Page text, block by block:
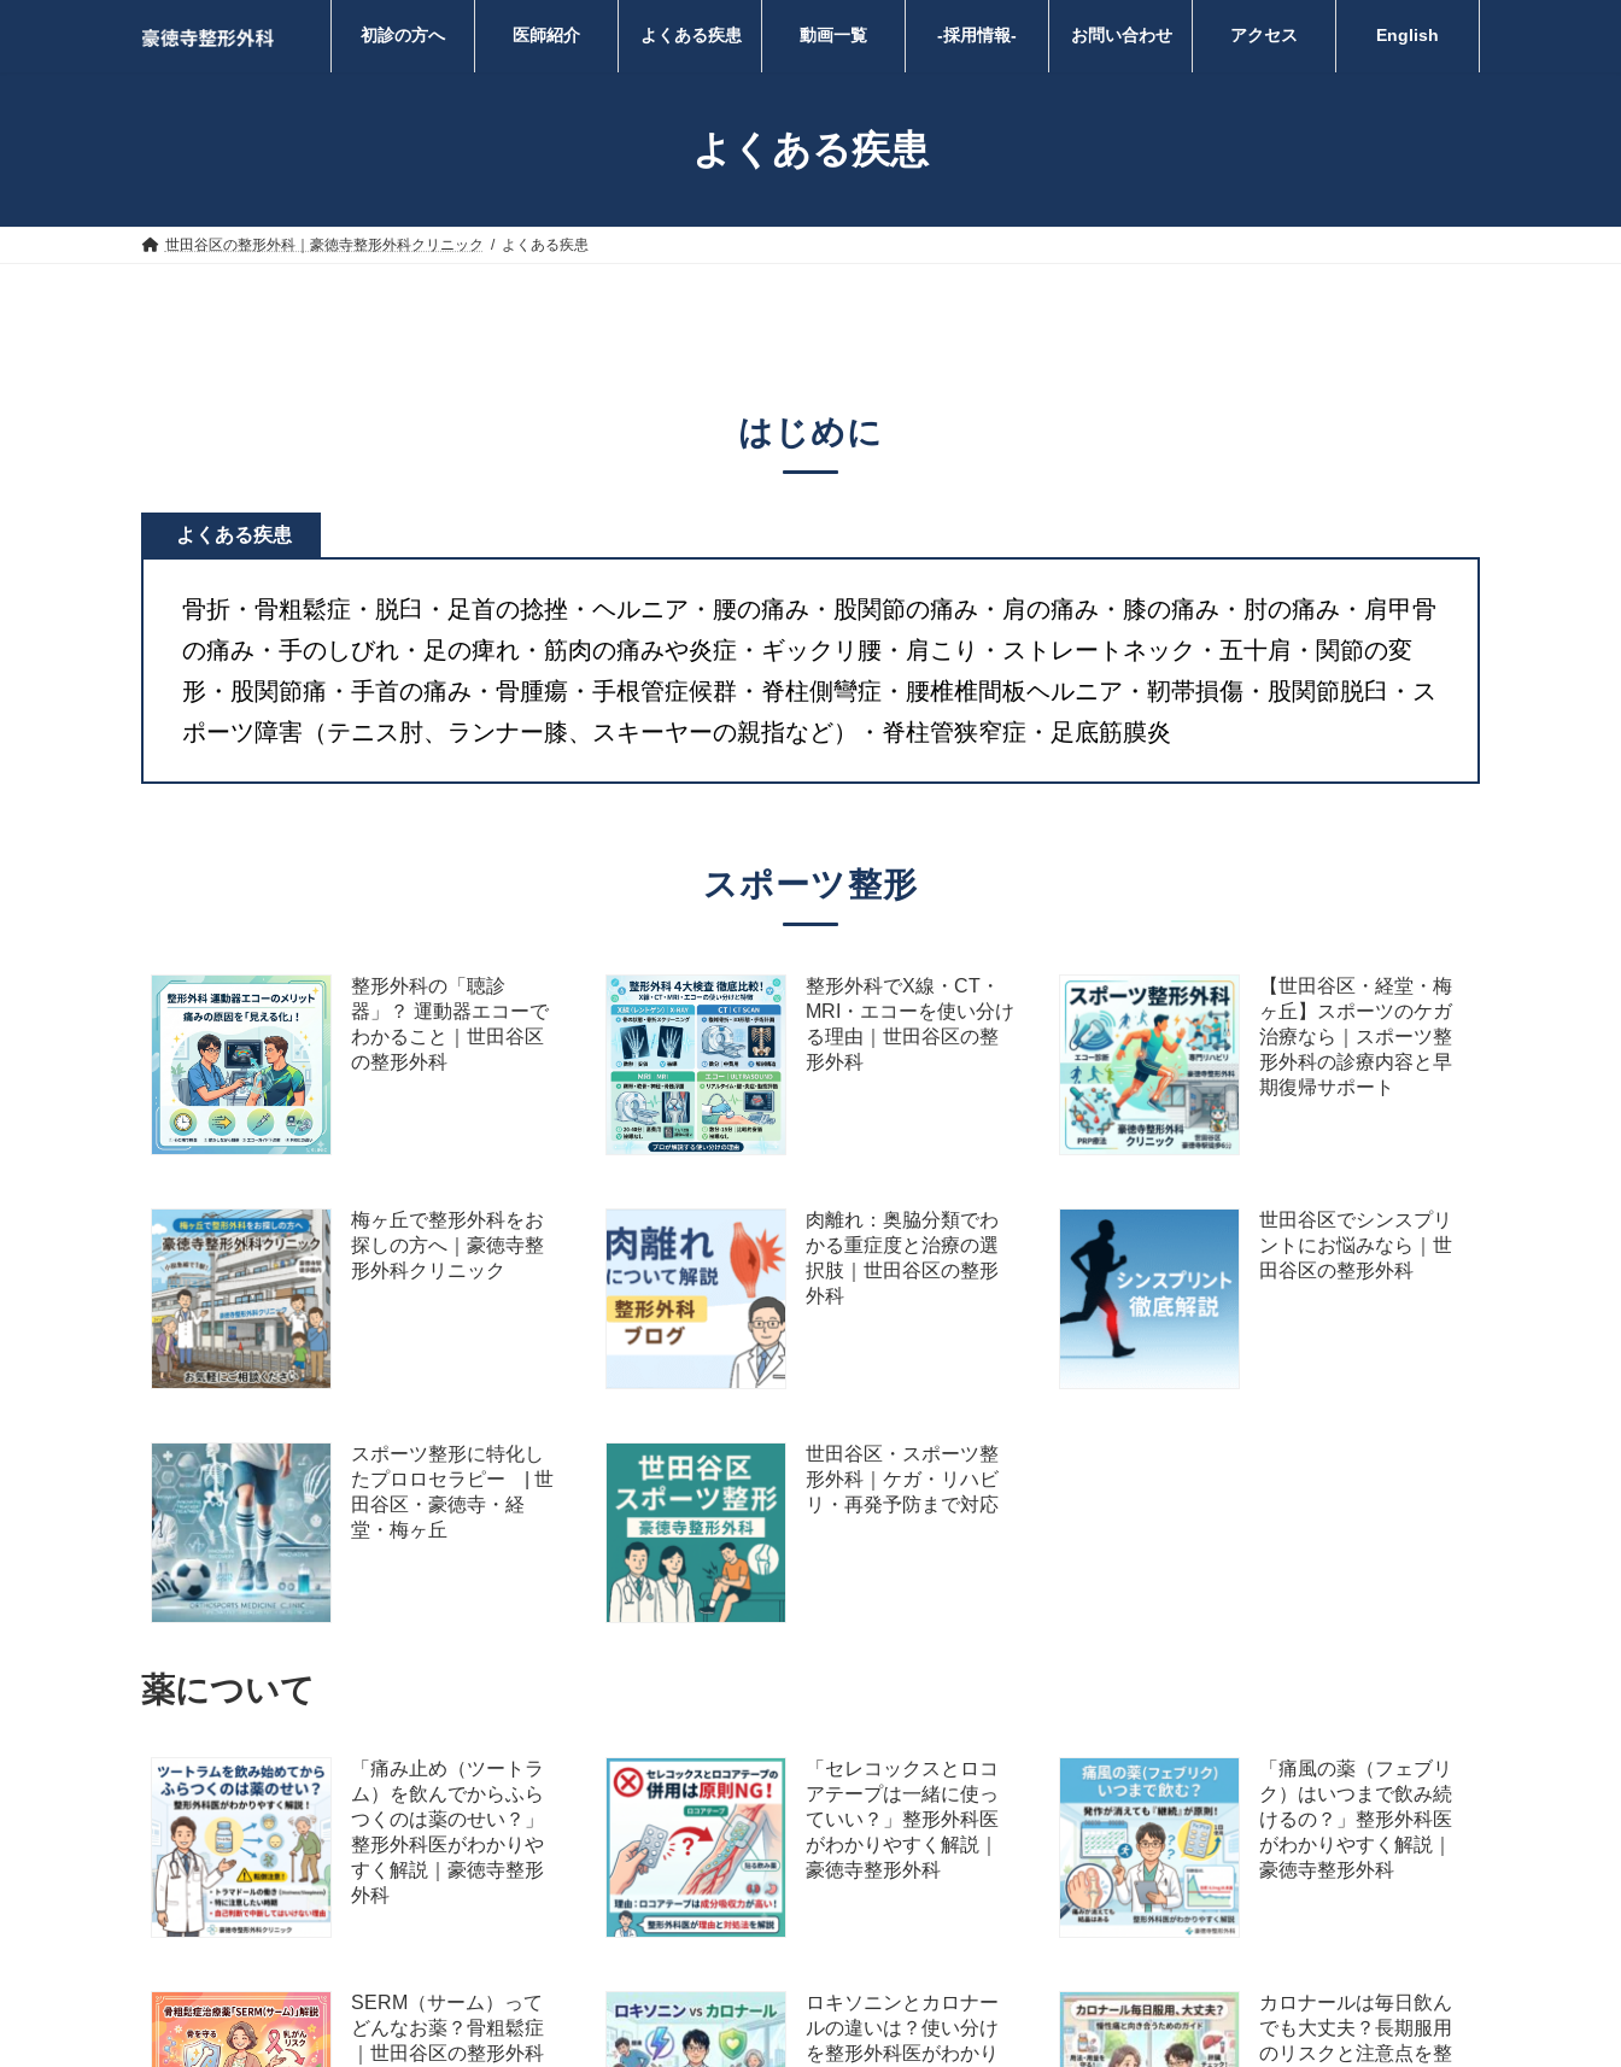
初診の方へ 医師紹介 よくある疾患 動画一覧 -採用情報- お問い合わせ アクセス English
よくある疾患
世田谷区の整形外科｜豪徳寺整形外科クリニック よくある疾患
はじめに
よくある疾患
骨折・骨粗鬆症・脱臼・足首の捻挫・ヘルニア・腰の痛み・股関節の痛み・肩の痛み・膝の痛み・肘の痛み・肩甲骨
の痛み・手のしびれ・足の痺れ・筋肉の痛みや炎症・ギックリ腰・肩こり・ストレートネック・五十肩・関節の変
形・股関節痛・手首の痛み・骨腫瘍・手根管症候群・脊柱側彎症・腰椎椎間板ヘルニア・靭帯損傷・股関節脱臼・ス
ポーツ障害（テニス肘、ランナー膝、スキーヤーの親指など）・脊柱管狭窄症・足底筋膜炎
スポーツ整形
整形外科の「聴診
器」？ 運動器エコーで
わかること｜世田谷区
の整形外科
整形外科でX線・CT・
MRI・エコーを使い分け
る理由｜世田谷区の整
形外科
【世田谷区・経堂・梅
ヶ丘】スポーツのケガ
治療なら｜スポーツ整
形外科の診療内容と早
期復帰サポート
梅ヶ丘で整形外科をお
探しの方へ｜豪徳寺整
形外科クリニック
肉離れ：奥脇分類でわ
かる重症度と治療の選
択肢｜世田谷区の整形
外科
世田谷区でシンスプリ
ントにお悩みなら｜世
田谷区の整形外科
スポーツ整形に特化し
たプロロセラピー | 世
田谷区・豪徳寺・経
堂・梅ヶ丘
世田谷区・スポーツ整
形外科｜ケガ・リハビ
リ・再発予防まで対応
薬について
「痛み止め（ツートラ
ム）を飲んでからふら
つくのは薬のせい？」
整形外科医がわかりや
すく解説｜豪徳寺整形
外科
「セレコックスとロコ
アテープは一緒に使っ
ていい？」整形外科医
がわかりやすく解説｜
豪徳寺整形外科
「痛風の薬（フェブリ
ク）はいつまで飲み続
けるの？」整形外科医
がわかりやすく解説｜
豪徳寺整形外科
SERM（サーム）って
どんなお薬？骨粗鬆症
｜世田谷区の整形外科
ロキソニンとカロナー
ルの違いは？使い分け
を整形外科医がわかり
カロナールは毎日飲ん
でも大丈夫？長期服用
のリスクと注意点を整